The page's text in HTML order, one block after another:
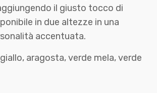
il giusto tocco di
in due altezze in una
accentuata.
aragosta, verde mela, verde